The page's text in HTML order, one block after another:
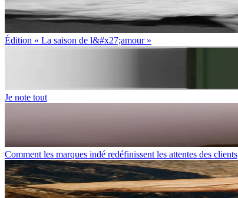
Édition « La saison de l&#x27;amour »
Je note tout
Comment les marques indé redéfinissent les attentes des clients